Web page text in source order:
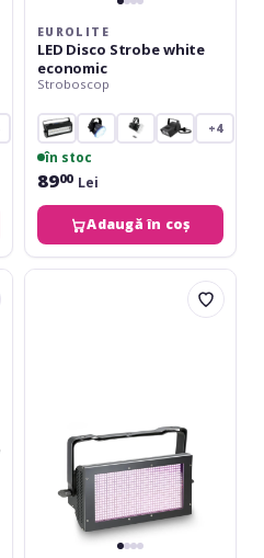
EUROLITE
LED Disco Strobe white
economic
Stroboscop
+4
în stoc
8900 Lei
Adaugă în coș
Cameo